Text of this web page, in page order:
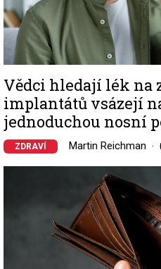
Vědci hledají lék na
implantátů vsázejí
jednoduchou nosní
ZDRAVÍ Martin Reichman